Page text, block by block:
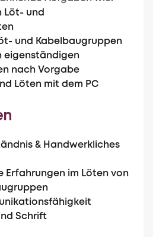
Löt- und
und Kabelbaugruppen
eigenständigen
nach Vorgabe
Löten mit dem PC
& Handwerkliches
Erfahrungen im Löten von
Schrift